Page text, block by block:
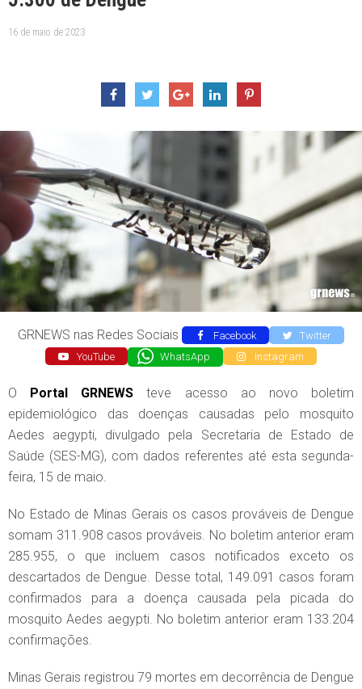
16 de maio de 2023
GRNEWS nas Redes Sociais Facebook
Twitter
YouTube
WhatsApp Instagram
O Portal GRNEWS teve acesso ao novo boletim
epidemiológico das doenças causadas pelo mosquito
Aedes aegypti, divulgado pela Secretaria de Estado de
Saúde (SES-MG), com dados referentes até esta segunda-
feira, 15 de maio.
No Estado de Minas Gerais os casos prováveis de Dengue
somam 311.908 casos prováveis. No boletim anterior eram
285.955, o que incluem casos notificados exceto os
descartados de Dengue. Desse total, 149.091 casos foram
confirmados para a doença causada pela picada do
mosquito Aedes aegypti. No boletim anterior eram 133.204
confirmações.
Minas Gerais registrou 79 mortes em decorrência de Dengue